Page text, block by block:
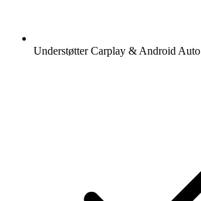
Understøtter Carplay & Android Auto